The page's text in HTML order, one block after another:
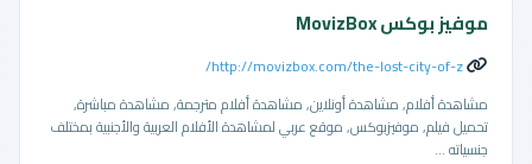
موفيز بوكس MovizBox
http://movizbox.com/the-lost-city-of-z/
مشاهدة أفلام, مشاهدة أونلاين, مشاهدة أفلام مترجمة, مشاهدة مباشرة,
تحميل فيلم, موفيزبوكس, موقع عربي لمشاهدة الأفلام العربية والأجنبية بمختلف
جنسياته ...